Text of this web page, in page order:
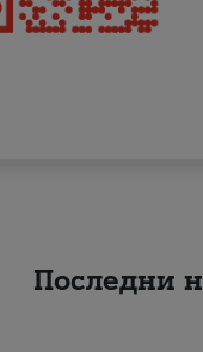
Последни